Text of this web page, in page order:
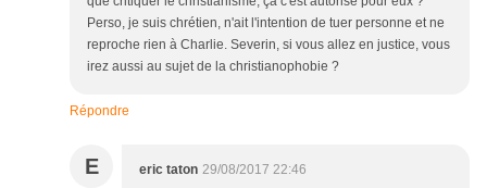
Perso, je suis chrétien, n'ait l'intention de tuer personne et ne
reproche rien à Charlie. Severin, si vous allez en justice, vous
irez aussi au sujet de la christianophobie ?
Répondre
E eric taton 29/08/2017 22:46